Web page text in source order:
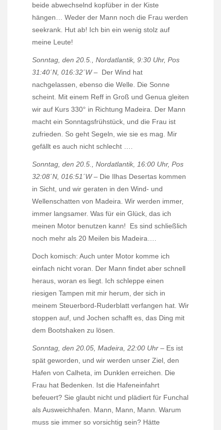
beide abwechselnd kopfüber in der Kiste
hängen… Weder der Mann noch die Frau werden
seekrank. Hut ab! Ich bin ein wenig stolz auf
meine Leute!
Sonntag, den 20.5., Nordatlantik, 9:30 Uhr, Pos
31:40´N, 016:32´W– Der Wind hat
nachgelassen, ebenso die Welle. Die Sonne
scheint. Mit einem Reff in Groß und Genua gleiten
wir auf Kurs 330° in Richtung Madeira. Der Mann
macht ein Sonntagsfrühstück, und die Frau ist
zufrieden. So geht Segeln, wie sie es mag. Mir
gefällt es auch nicht schlecht ….
Sonntag, den 20.5., Nordatlantik, 16:00 Uhr, Pos
32:08´N, 016:51´W– Die Ilhas Desertas kommen
in Sicht, und wir geraten in den Wind- und
Wellenschatten von Madeira. Wir werden immer,
immer langsamer. Was für ein Glück, das ich
meinen Motor benutzen kann!
Es sind schließlich
noch mehr als 20 Meilen bis Madeira….
Doch komisch: Auch unter Motor komme ich
einfach nicht voran. Der Mann findet aber schnell
heraus, woran es liegt. Ich schleppe einen
riesigen Tampen mit mir herum, der sich in
meinem Steuerbord-Ruderblatt verfangen hat. Wir
stoppen auf, und Jochen schafft es, das Ding mit
dem Bootshaken zu lösen.
Sonntag, den 20.05, Madeira, 22:00 Uhr – Es ist
spät geworden, und wir werden unser Ziel, den
Hafen von Calheta, im Dunklen erreichen. Die
Frau hat Bedenken. Ist die Hafeneinfahrt
befeuert? Sie glaubt nicht und plädiert für Funchal
als Ausweichhafen. Mann, Mann, Mann. Warum
muss sie immer so vorsichtig sein? Hätte